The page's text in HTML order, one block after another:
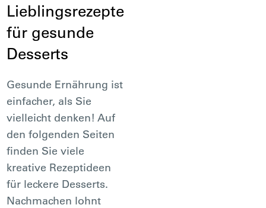
Lieblingsrezepte
für gesunde
Desserts
Gesunde Ernährung ist
einfacher, als Sie
vielleicht denken! Auf
den folgenden Seiten
finden Sie viele
kreative Rezeptideen
für leckere Desserts.
Nachmachen lohnt